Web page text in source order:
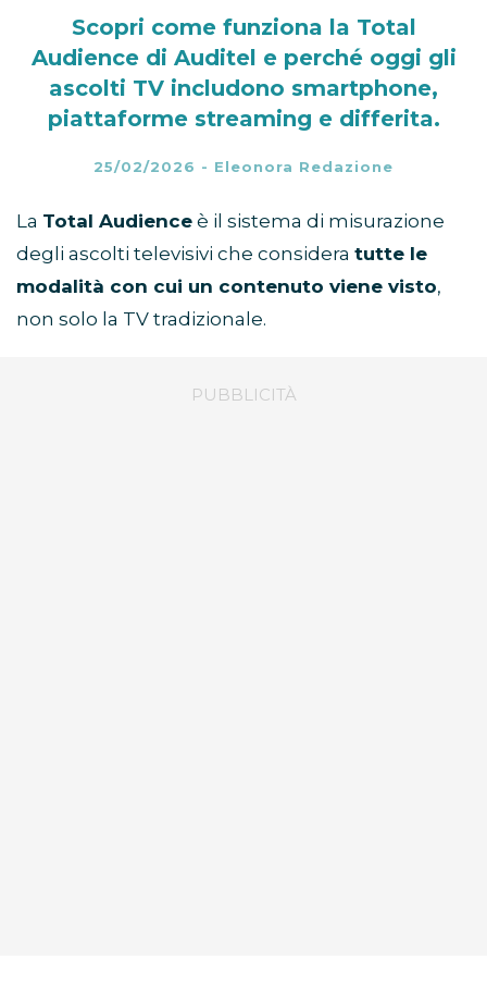
Scopri come funziona la Total
Audience di Auditel e perché oggi gli
ascolti TV includono smartphone,
piattaforme streaming e differita.
25/02/2026 - Eleonora Redazione
La Total Audience è il sistema di misurazione
degli ascolti televisivi che considera tutte le
modalità con cui un contenuto viene visto,
non solo la TV tradizionale.